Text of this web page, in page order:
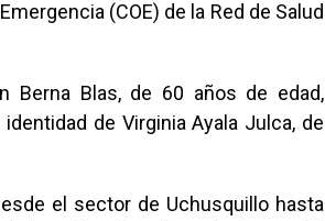
(COE) de la Red de Salud
Berna Blas, de 60 años de edad,
de Virginia Ayala Julca, de
el sector de Uchusquillo hasta